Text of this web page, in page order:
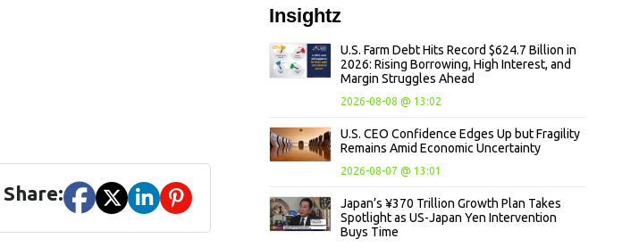
Share:
Insightz
U.S. Farm Debt Hits Record $624.7 Billion in
2026: Rising Borrowing, High Interest, and
Margin Struggles Ahead
2026-08-08 @ 13:02
U.S. CEO Confidence Edges Up but Fragility
Remains Amid Economic Uncertainty
2026-08-07 @ 13:01
Japan’s ¥370 Trillion Growth Plan Takes
Spotlight as US-Japan Yen Intervention
Buys Time